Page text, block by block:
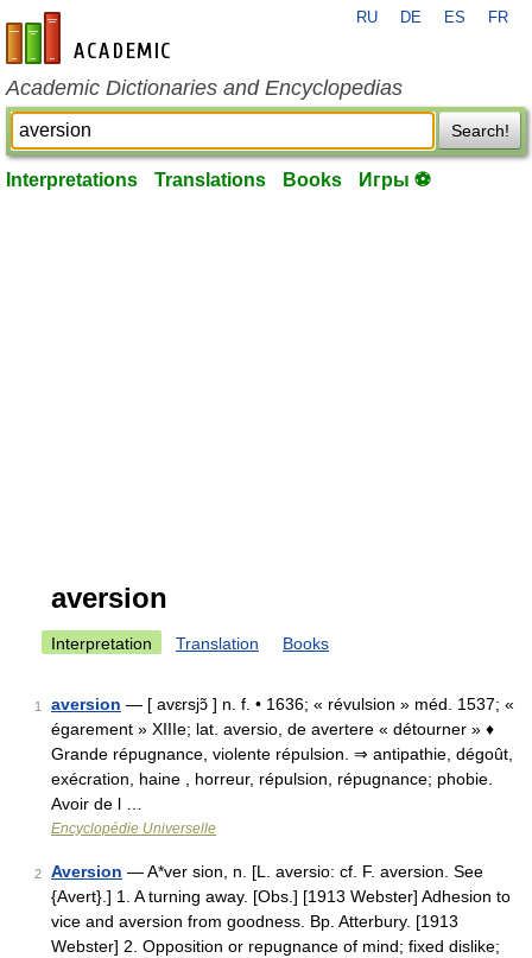
en-academic.com
RU DE ES FR
Academic Dictionaries and Encyclopedias
Search!
Interpretations Translations Books Игры ⚽
aversion
Interpretation Translation Books
1 aversion — [ avɛrsjɔ̃ ] n. f. • 1636; « révulsion » méd. 1537; «
égarement » XIIIe; lat. aversio, de avertere « détourner » ♦
Grande répugnance, violente répulsion. ⇒ antipathie, dégoût,
exécration, haine , horreur, répulsion, répugnance; phobie.
Avoir de l …
Encyclopédie Universelle
2 Aversion — A*ver sion, n. [L. aversio: cf. F. aversion. See
{Avert}.] 1. A turning away. [Obs.] [1913 Webster] Adhesion to
vice and aversion from goodness. Bp. Atterbury. [1913
Webster] 2. Opposition or repugnance of mind; fixed dislike;